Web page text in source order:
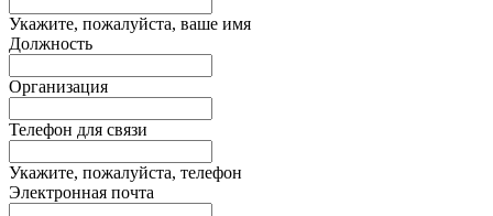
Укажите, пожалуйста, ваше имя
Должность
Организация
Телефон для связи
Укажите, пожалуйста, телефон
Электронная почта